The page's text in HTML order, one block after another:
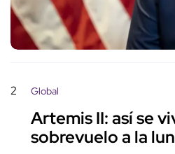
2 Global
Artemis II: así se
sobrevuelo a la